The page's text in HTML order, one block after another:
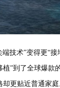
技术”变得更“
植”到了全球爆
更贴近普通家